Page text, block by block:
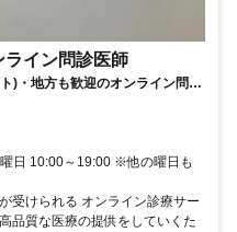
ライン問診医師
)・地方も歓迎のオンライン問診
日 10:00～19:00 ※他の曜日も
受けられる オンライン診療サー
品質な医療の提供をしていくた